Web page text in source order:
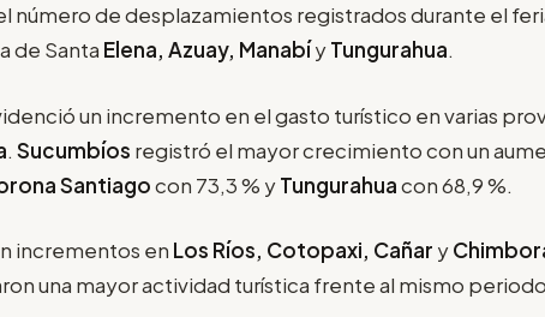
número de desplazamientos registrados durante el
de Santa Elena, Azuay, ManabíyTungurahua.
un incremento en el gasto turístico en varias
. Sucumbíos registró el mayor crecimiento con un
Santiagocon 73,3 % yTungurahuacon 68,9 %.
incrementos en Los Ríos, Cotopaxi, Cañar y
una mayor actividad turística frente al mismo